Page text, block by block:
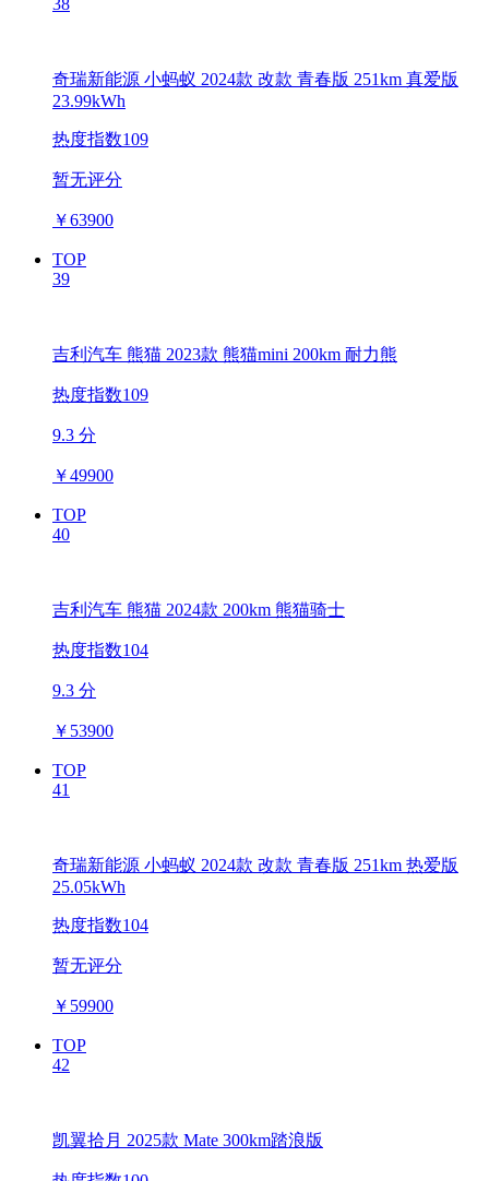
奇瑞新能源 小蚂蚁 2024款 改款 青春版 251km 真爱版
23.99kWh
热度指数109
暂无评分
￥63900
TOP
39
吉利汽车 熊猫 2023款 熊猫mini 200km 耐力熊
热度指数109
9.3 分
￥49900
TOP
40
吉利汽车 熊猫 2024款 200km 熊猫骑士
热度指数104
9.3 分
￥ 53900
TOP
41
奇瑞新能源 小蚂蚁 2024款 改款 青春版 251km 热爱版
25.05kWh
热度指数104
暂无评分
￥ 59900
TOP
42
凯翼拾月 2025款 Mate 300km踏浪版